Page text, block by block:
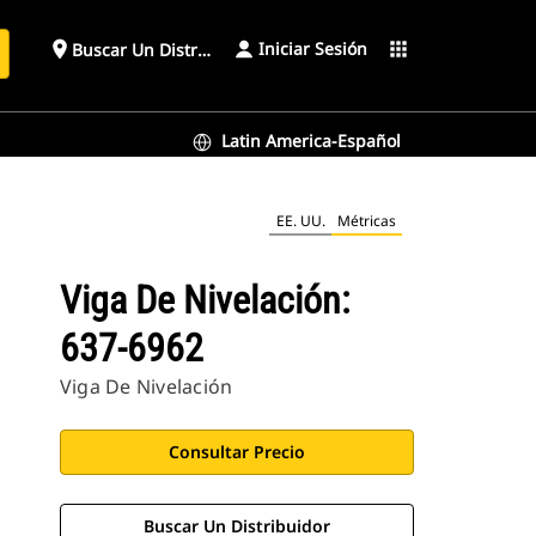
place Buscar Un Distribuidor Iniciar Sesión apps
Latin America-Español
EE. UU. Métricas
Viga De Nivelación:
637-6962
Viga De Nivelación
Consultar Precio
Buscar Un Distribuidor